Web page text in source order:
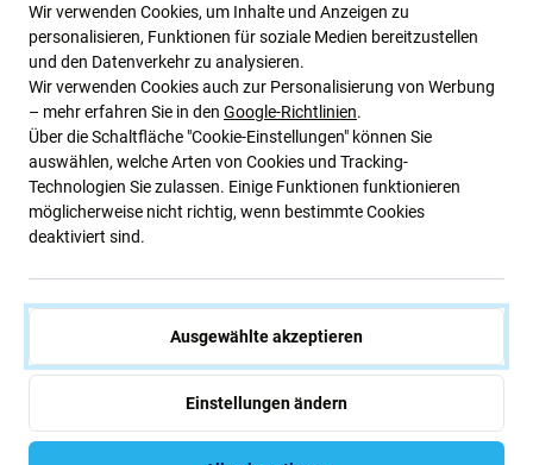
Newsletter-Fix
Abonnieren Sie den regelmäßigen Newsletter über Rabatte und
Neuigkeiten
Abonnieren
Rated Excellent
Wir verwenden Cookies, um Inhalte und Anzeigen zu
personalisieren, Funktionen für soziale Medien bereitzustellen
und den Datenverkehr zu analysieren.
Wir verwenden Cookies auch zur Personalisierung von Werbung
– mehr erfahren Sie in den Google-Richtlinien.
Über die Schaltfläche "Cookie-Einstellungen" können Sie
auswählen, welche Arten von Cookies und Tracking-
Technologien Sie zulassen. Einige Funktionen funktionieren
möglicherweise nicht richtig, wenn bestimmte Cookies
deaktiviert sind.
Ausgewählte akzeptieren
Einstellungen ändern